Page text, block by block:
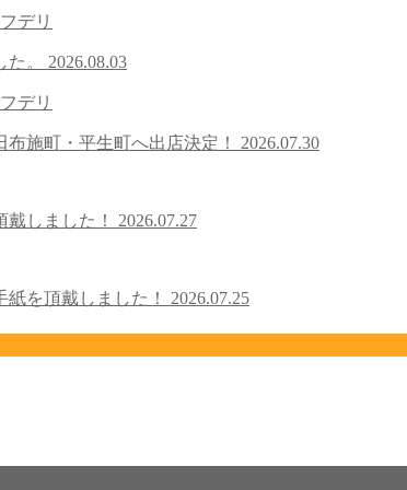
た。 2026.08.03
施町・平生町へ出店決定！ 2026.07.30
戴しました！ 2026.07.27
を頂戴しました！ 2026.07.25